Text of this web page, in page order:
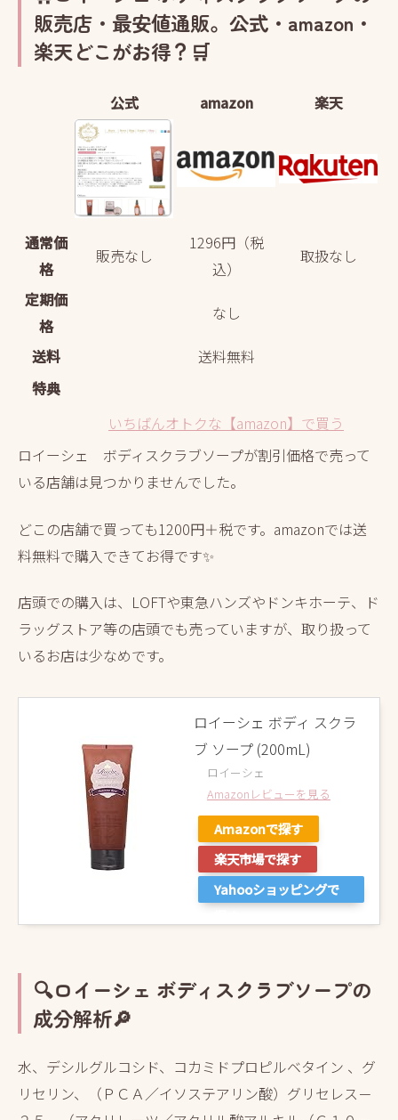
販売店・最安値通販。公式・amazon・
楽天どこがお得？🛒
公式 amazon 楽天
通常価
格
販売なし
1296円（税
込）
取扱なし
定期価
格
なし
送料
送料無料
特典
いちばんオトクな【amazon】で買う
ロイーシェ ボディスクラブソープが割引価格で売って
いる店舗は見つかりませんでした。
どこの店舗で買っても1200円＋税です。amazonでは送
料無料で購入できてお得です✨
店頭での購入は、LOFTや東急ハンズやドンキホーテ、ド
ラッグストア等の店頭でも売っていますが、取り扱って
いるお店は少なめです。
ロイーシェ ボディ スクラ
ブ ソープ (200mL)
ロイーシェ
Amazonレビューを見る
Amazonで探す
楽天市場で探す
Yahooショッピングで
🔍ロイーシェ ボディスクラブソープの
成分解析🔎
水、デシルグルコシド、コカミドプロピルベタイン 、グ
リセリン、（ＰＣＡ／イソステアリン酸）グリセレス－